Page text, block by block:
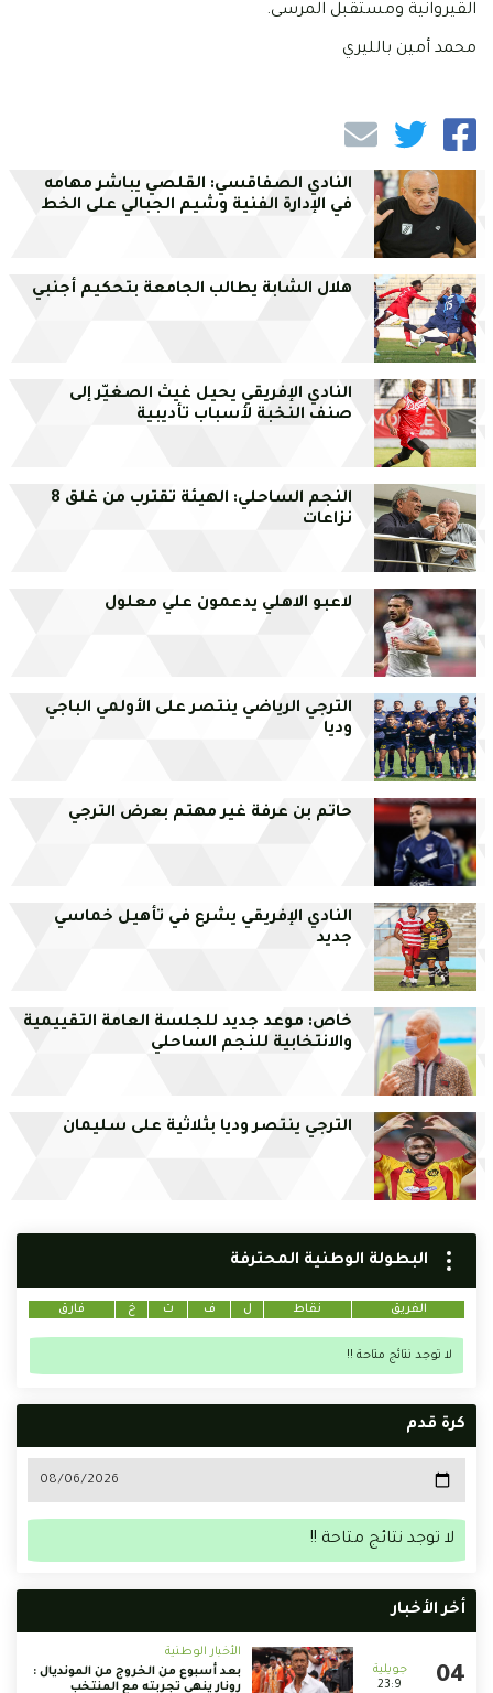
القيروانية ومستقبل المرسى.
محمد أمين بالليري
النادي الصفاقسي: القلصي يباشر مهامه
في الإدارة الفنية وشيم الجبالي على الخط
هلال الشابة يطالب الجامعة بتحكيم أجنبي
النادي الإفريقي يحيل غيث الصغيّر إلى
صنف النخبة لأسباب تأديبية
النجم الساحلي: الهيئة تقترب من غلق 8
نزاعات
لاعبو الاهلي يدعمون علي معلول
الترجي الرياضي ينتصر على الأولمي الباجي
وديا
حاتم بن عرفة غير مهتم بعرض الترجي
النادي الإفريقي يشرع في تأهيل خماسي
جديد
خاص: موعد جديد للجلسة العامة التقييمية
والانتخابية للنجم الساحلي
الترجي ينتصر وديا بثلاثية على سليمان
البطولة الوطنية المحترفة
الفريق نقاط ل ف ت خ فارق
لا توجد نتائج متاحة !!
كرة قدم
لا توجد نتائج متاحة !!
أخر الأخبار
23:9
الأخبار الوطنية
بعد أسبوع من الخروج من المونديال :
رونار ينهي تجربته مع المنتخب